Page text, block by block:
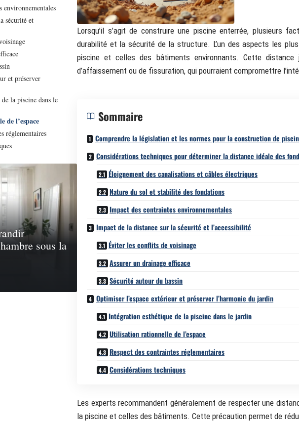
environnementales
sécurité et
et préserver
la piscine dans le
de l’espace
réglementaires
sous la
Lorsqu’il s’agit de construire une piscine enterrée, plusieurs
durabilité et la sécurité de la structure. L’un des aspects les
piscine et celles des bâtiments environnants. Cette
d’affaissement ou de fissuration, qui pourraient compromettre
Sommaire
Comprendre la législation et les normes pour la construction de
Considérations techniques pour déterminer la distance idéale des
Éloignement des canalisations et câbles électriques
Nature du sol et stabilité des fondations
Impact des contraintes environnementales
Impact de la distance sur la sécurité et l’accessibilité
Éviter les conflits de voisinage
Assurer un drainage efficace
Sécurité autour du bassin
Optimiser l’espace extérieur et préserver l’harmonie du jardin
Intégration esthétique de la piscine dans le jardin
Utilisation rationnelle de l’espace
Respect des contraintes réglementaires
Considérations techniques
Les experts recommandent généralement de respecter une
la piscine et celles des bâtiments. Cette précaution permet de